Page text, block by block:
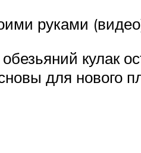
руками
кулак
для нового